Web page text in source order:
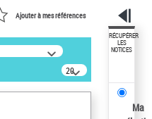
Ajouter à mes références
20
résultats/page
RÉCUPÉRER
LES
NOTICES
Ma